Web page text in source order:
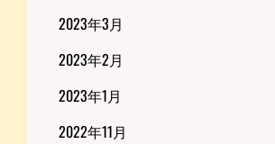
2023年3月
2023年2月
2023年1月
2022年11月